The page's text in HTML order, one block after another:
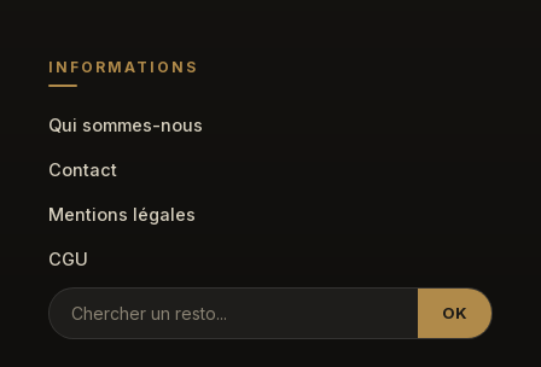
INFORMATIONS
Qui sommes-nous
Contact
Mentions légales
CGU
OK